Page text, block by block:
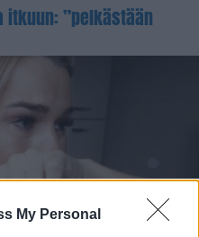
My Personal
itkuun: ”pelkästään